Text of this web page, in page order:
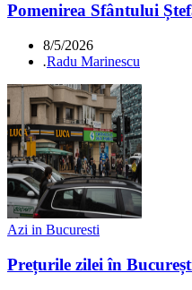
Pomenirea Sfântului
8/5/2026
.Radu Marinescu
Azi in Bucuresti
Prețurile zilei în